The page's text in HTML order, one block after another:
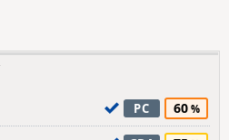
PC 60